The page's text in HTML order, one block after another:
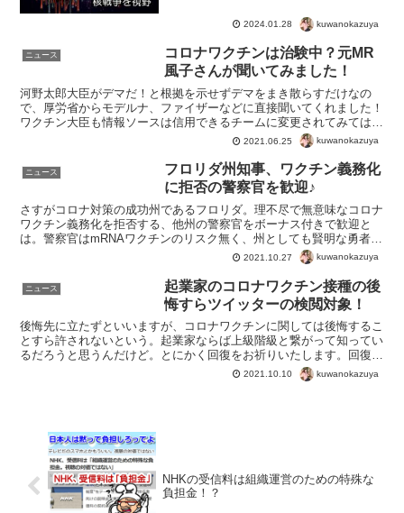
2024.01.28 kuwanokazuya
ニュース
コロナワクチンは治験中？元MR
風子さんが聞いてみました！
河野太郎大臣がデマだ！と根拠を示せずデマをまき散らすだけなの
で、厚労省からモデルナ、ファイザーなどに直接聞いてくれました！
ワクチン大臣も情報ソースは信用できるチームに変更されてみては？
治験中であれば本来、一般の人に接種はできません。でも”緊...
2021.06.25 kuwanokazuya
ニュース
フロリダ州知事、ワクチン義務化
に拒否の警察官を歓迎♪
さすがコロナ対策の成功州であるフロリダ。理不尽で無意味なコロナ
ワクチン義務化を拒否する、他州の警察官をボーナス付きで歓迎と
は。警察官はmRNAワクチンのリスク無く、州としても賢明な勇者を
増やすことができるということですね。米フロリダ州知事、...
2021.10.27 kuwanokazuya
ニュース
起業家のコロナワクチン接種の後
悔すらツイッターの検閲対象！
後悔先に立たずといいますが、コロナワクチンに関しては後悔するこ
とすら許されないという。起業家ならば上級階級と繋がって知ってい
るだろうと思うんだけど。とにかく回復をお祈りいたします。回復後
にはワクチン接種という過ちを正すために、世の中のために...
2021.10.10 kuwanokazuya
NHKの受信料は組織運営のための特殊な
負担金！？